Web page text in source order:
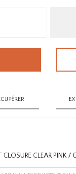
CLEAR PINK /